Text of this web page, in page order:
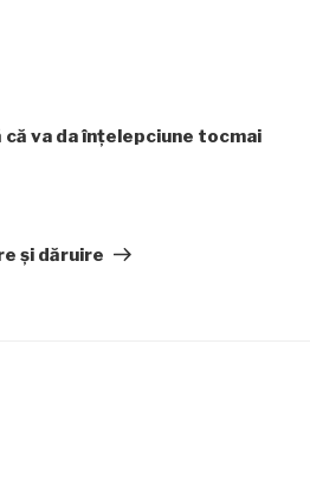
că va da înţelepciune tocmai
şi dăruire